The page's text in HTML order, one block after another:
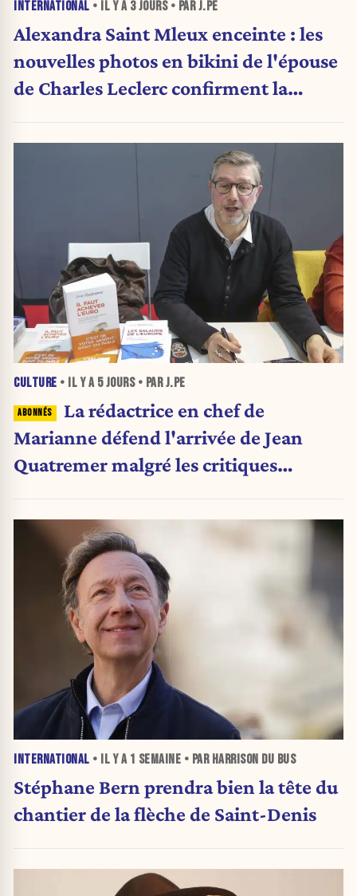
INTERNATIONAL • IL Y A 3 JOURS• PAR J.PE
Alexandra Saint Mleux enceinte : les
nouvelles photos en bikini de l'épouse
de Charles Leclerc confirment la
CULTURE • IL Y A 5 JOURS• PAR J.PE
La rédactrice en chef de
Marianne défend l'arrivée de Jean
Quatremer malgré les critiques
INTERNATIONAL • IL Y A 1 SEMAINE • PAR HARRISON DU BUS
Stéphane Bern prendra bien la tête du
chantier de la flèche de Saint-Denis